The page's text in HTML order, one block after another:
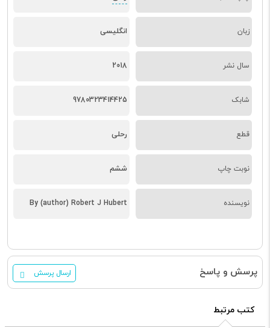
زبان انگلیسی
سال نشر 2018
شابک 9780323414425
قطع رحلی
نوبت چاپ ششم
نویسنده By (author) Robert J Hubert
پرسش و پاسخ ارسال پرسش
کتب مرتبط